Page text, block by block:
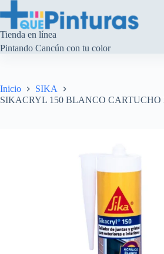
al
contenido
Tienda en línea
Pintando Cancún con tu color
Inicio
SIKA
SIKACRYL 150 BLANCO CARTUCHO